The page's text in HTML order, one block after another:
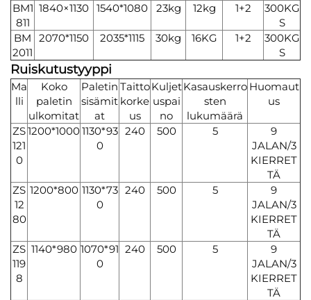
BM1
811
1840×1130 1540*1080 23kg 12kg 1+2
300KG
S
BM
2011
2070*1150 2035*1115 30kg 16KG 1+2
300KG
S
Ruiskutustyyppi
Ma
lli
Koko
paletin
ulkomitat
Paletin
sisämit
at
Taitto
korke
us
Kuljet
uspai
no
Kasauskerro
sten
lukumäärä
Huomaut
us
ZS
121
0
1200*10001130*93
0
240 500 5
9
JALAN/3
KIERRET
TÄ
ZS
12
80
1200*800 1130*73
0
240 500 5
9
JALAN/3
KIERRET
TÄ
ZS
119
8
1140*980 1070*91
0
240 500 5
9
JALAN/3
KIERRET
TÄ